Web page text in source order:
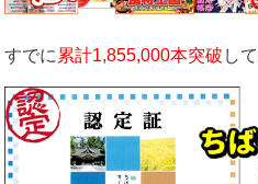
すでに 累計1,855,000本突破 し